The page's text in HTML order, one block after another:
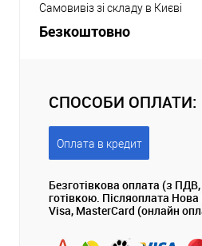
Самовивіз зі складу в Києві
Безкоштовно
СПОСОБИ ОПЛАТИ:
Оплата в кредит
Безготівкова оплата (з
готівкою. Післяоплата
Visa, MasterCard (онлайн